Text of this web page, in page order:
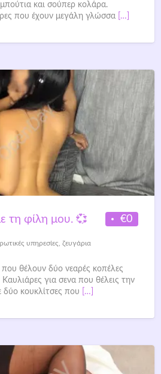
και σούπερ κολάρα.
που έχουν μεγάλη γλώσσα
[…]
€0
τη φίλη μου. 💞
υπηρεσίες ζευγάρια
θέλουν δύο νεαρές κοπέλες
για σενα που θέλεις την
δύο κουκλίτσες που
[…]